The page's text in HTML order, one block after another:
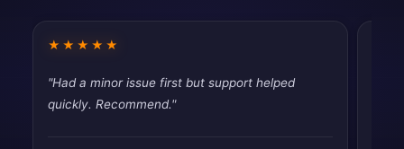
★★★★★
"Had a minor issue first but support helped
quickly. Recommend."